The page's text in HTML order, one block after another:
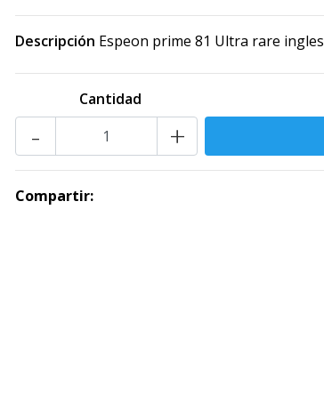
Descripción Espeon prime 81 Ultra rare ingles
Cantidad
+
-
Compartir: